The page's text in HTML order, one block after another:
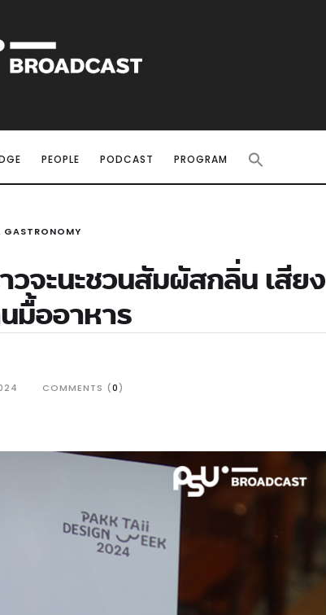
PEOPLE PODCAST PROGRAM
GASTRONOMY
วจะนะชวนสัมผัสกลิ่น เสียง
มื้ออาหาร
COMMENTS (0)